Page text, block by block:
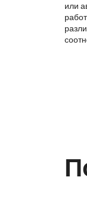
или